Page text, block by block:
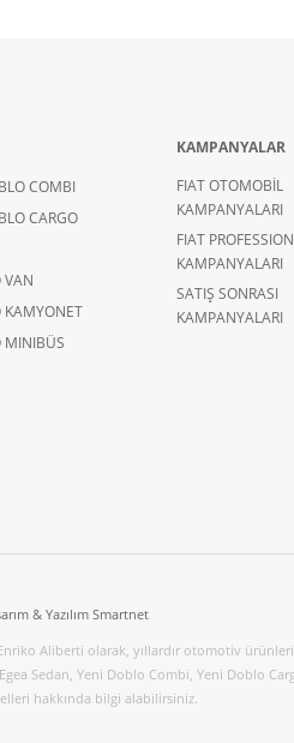
COMBI
CARGO
VAN
KAMYONET
MINIBÜS
KAMPANYALAR
FIAT OTOMOBİL
KAMPANYALARI
FIAT
KAMPANYALARI
SATIŞ SONRASI
KAMPANYALARI
& Yazılım Smartnet
Aliberti olarak, yıllardır otomotiv
Sedan, Yeni Doblo Combi, Yeni Doblo
hakkında bilgi alabilirsiniz.